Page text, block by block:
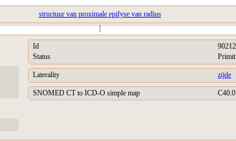
structuur van proximale epifyse van radius
|
Id
Status
Laterality zijde
SNOMED CT to ICD-O simple map C40.0